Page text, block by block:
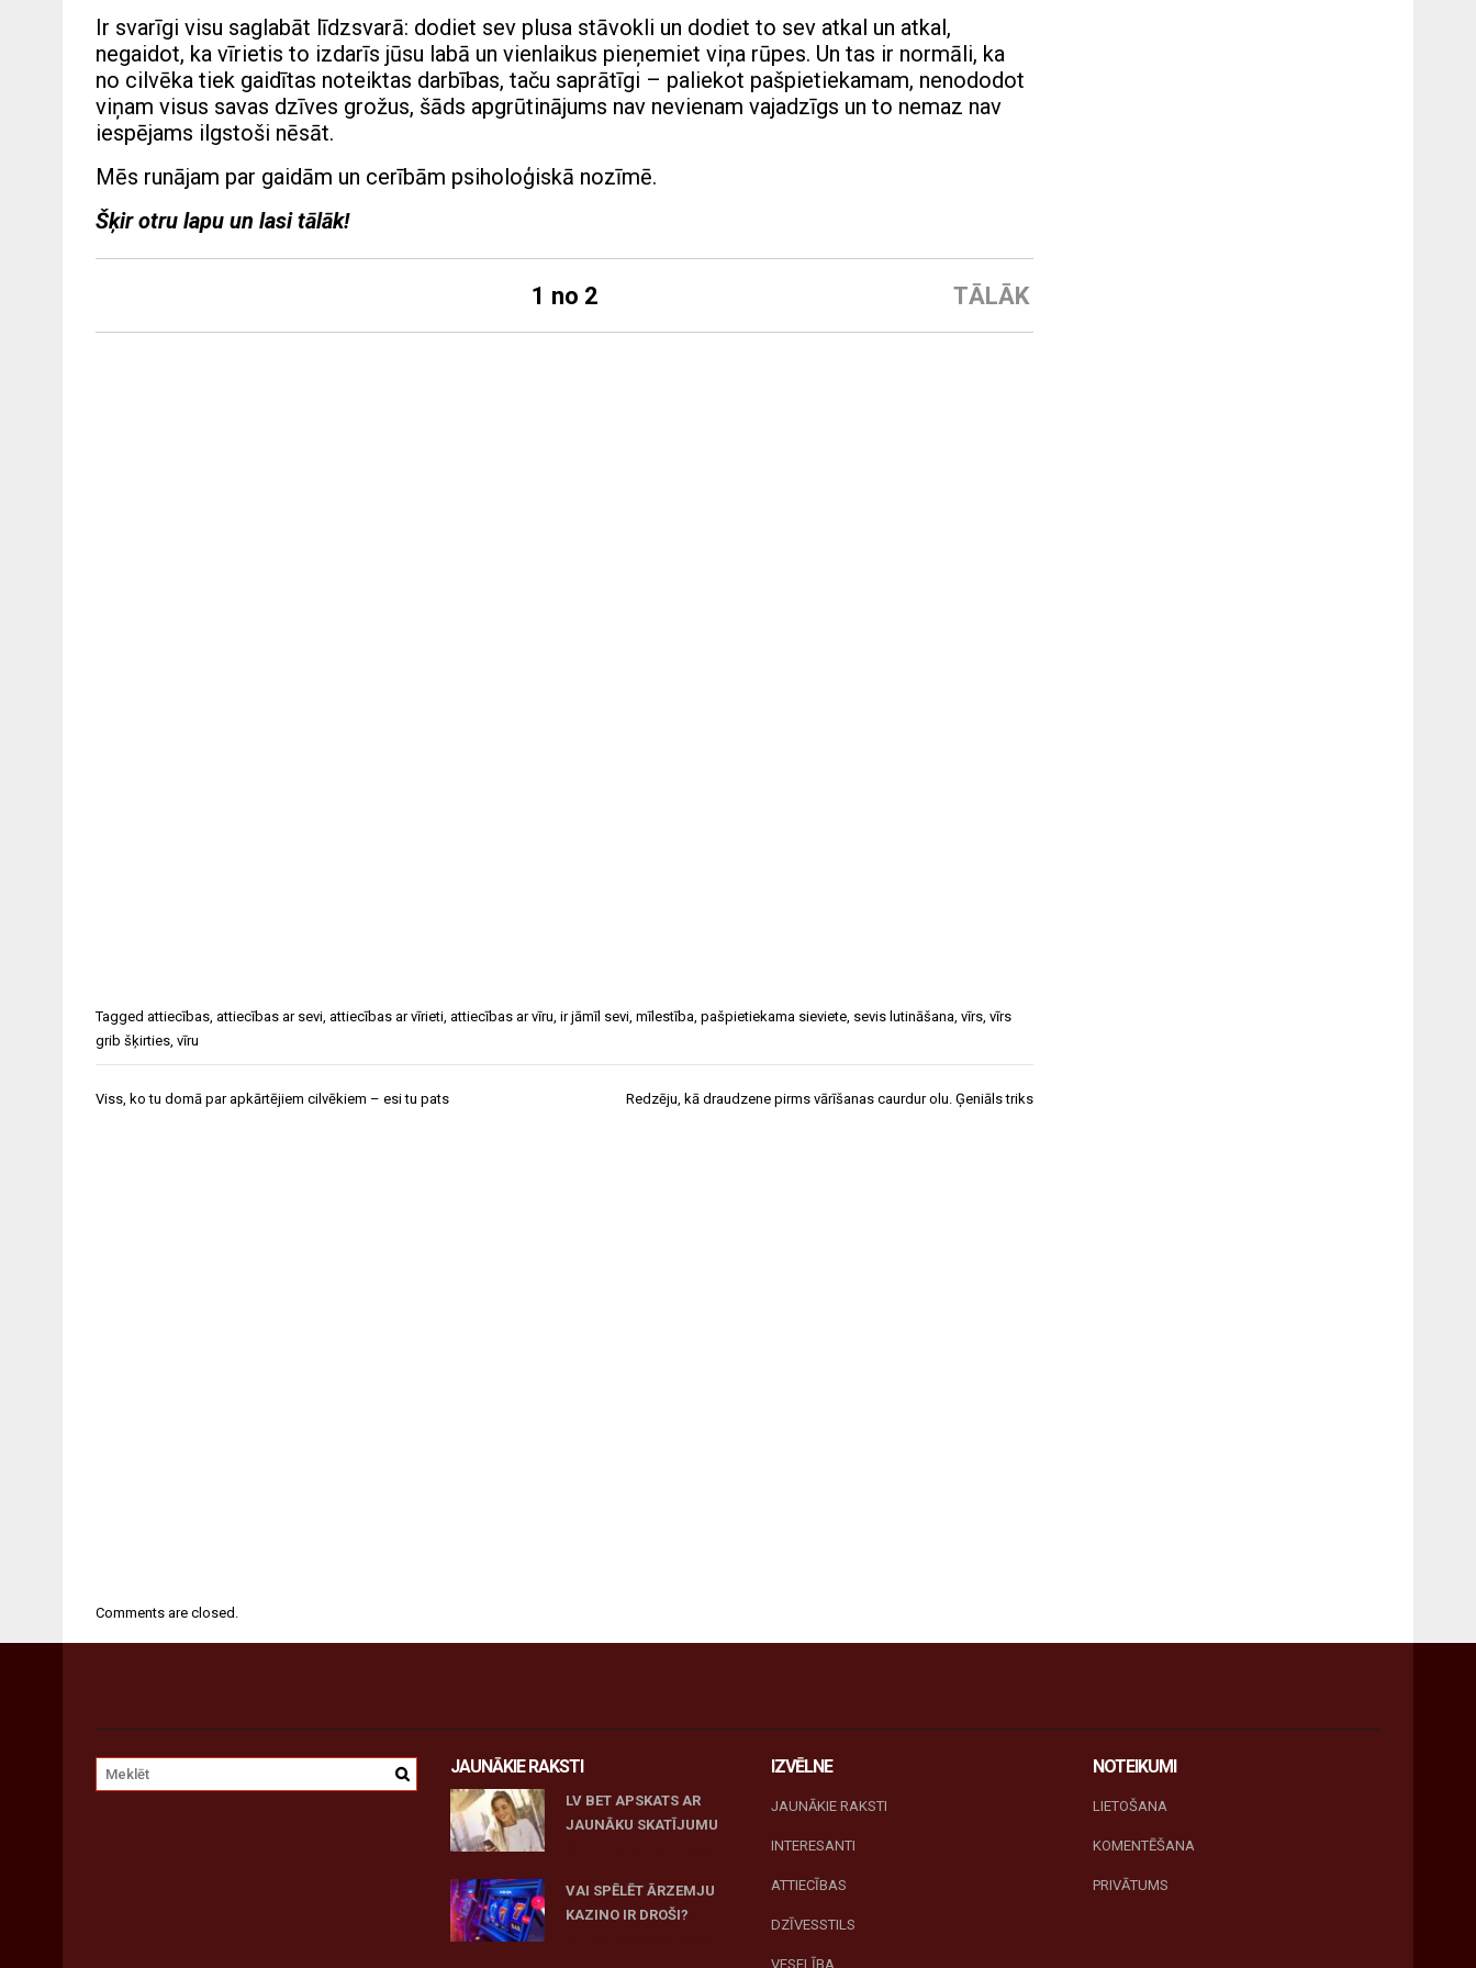
Ir svarīgi visu saglabāt līdzsvarā: dodiet sev plusa stāvokli un dodiet to sev atkal un atkal,
negaidot, ka vīrietis to izdarīs jūsu labā un vienlaikus pieņemiet viņa rūpes. Un tas ir normāli, ka
no cilvēka tiek gaidītas noteiktas darbības, taču saprātīgi – paliekot pašpietiekamam, nenododot
viņam visus savas dzīves grožus, šāds apgrūtinājums nav nevienam vajadzīgs un to nemaz nav
iespējams ilgstoši nēsāt.
Mēs runājam par gaidām un cerībām psiholoģiskā nozīmē.
Šķir otru lapu un lasi tālāk!
TĀLĀK
1 no 2
Tagged attiecības, attiecības ar sevi, attiecības ar vīrieti, attiecības ar vīru, ir jāmīl sevi, mīlestība, pašpietiekama sieviete, sevis lutināšana, vīrs, vīrs
grib šķirties, vīru
Ziņu
Viss, ko tu domā par apkārtējiem cilvēkiem – esi tu pats Redzēju, kā draudzene pirms vārīšanas caurdur olu. Ģeniāls triks
Comments are closed.
JAUNĀKIE RAKSTI
LV BET APSKATS AR
JAUNĀKU SKATĪJUMU
VAI SPĒLĒT ĀRZEMJU
KAZINO IR DROŠI?
IZVĒLNE
JAUNĀKIE RAKSTI
INTERESANTI
ATTIECĪBAS
DZĪVESSTILS
VESELĪBA
NOTEIKUMI
LIETOŠANA
KOMENTĒŠANA
PRIVĀTUMS